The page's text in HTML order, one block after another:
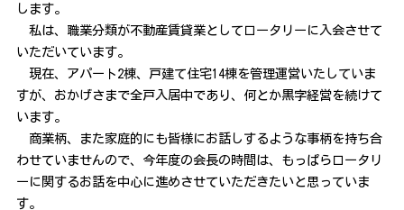
します。
私は、職業分類が不動産賃貸業としてロータリーに入会させて
いただいています。
現在、アパート2棟、戸建て住宅14棟を管理運営いたしていま
すが、おかげさまで全戸入居中であり、何とか黒字経営を続けて
います。
商業柄、また家庭的にも皆様にお話しするような事柄を持ち合
わせていませんので、今年度の会長の時間は、もっぱらロータリ
ーに関するお話を中心に進めさせていただきたいと思っていま
す。